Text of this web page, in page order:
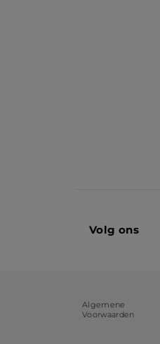
Volg ons
Algemene
Voorwaarden